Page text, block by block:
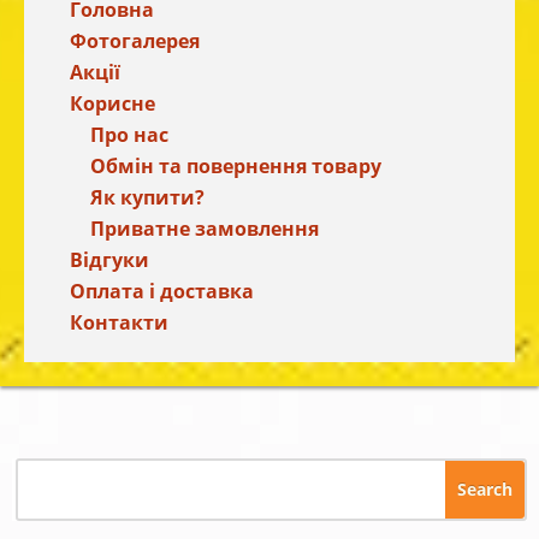
Головна
Фотогалерея
Акції
Корисне
Про нас
Обмін та повернення товару
Як купити?
Приватне замовлення
Відгуки
Оплата і доставка
Контакти